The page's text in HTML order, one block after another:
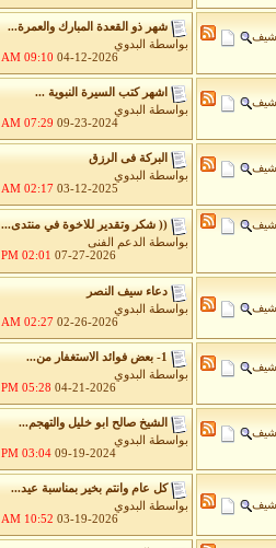
شهر ذو القعدة المبارك والعمرة...
بواسطة
البدوي
04-12-2026
09:10 AM
اشهر كتب السيرة النبوية ...
بواسطة
البدوي
09-23-2024
07:29 AM
البركة فى الرزق
بواسطة
البدوي
03-12-2025
02:17 AM
(( شكر وتقدير للاخوة في منتدى...
بواسطة
الدعم الفنى
07-27-2026
02:01 PM
دعاء سيف النصر
بواسطة
البدوي
02-26-2026
02:27 AM
1- بعض فوائد الاستغفار من...
بواسطة
البدوي
04-21-2026
05:28 PM
الشيخ صالح ابو خليل والتهجم...
بواسطة
البدوي
09-19-2024
03:04 PM
كل عام وانتم بخير بمناسبة عيد...
بواسطة
البدوي
03-19-2026
10:52 AM